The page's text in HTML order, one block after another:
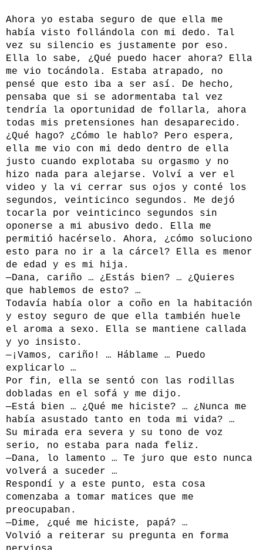
Ahora yo estaba seguro de que ella me
había visto follándola con mi dedo. Tal
vez su silencio es justamente por eso.
Ella lo sabe, ¿Qué puedo hacer ahora? Ella
me vio tocándola. Estaba atrapado, no
pensé que esto iba a ser así. De hecho,
pensaba que si se adormentaba tal vez
tendría la oportunidad de follarla, ahora
todas mis pretensiones han desaparecido.
¿Qué hago? ¿Cómo le hablo? Pero espera,
ella me vio con mi dedo dentro de ella
justo cuando explotaba su orgasmo y no
hizo nada para alejarse. Volví a ver el
video y la vi cerrar sus ojos y conté los
segundos, veinticinco segundos. Me dejó
tocarla por veinticinco segundos sin
oponerse a mi abusivo dedo. Ella me
permitió hacérselo. Ahora, ¿cómo soluciono
esto para no ir a la cárcel? Ella es menor
de edad y es mi hija.
—Dana, cariño … ¿Estás bien? … ¿Quieres
que hablemos de esto? …
Todavía había olor a coño en la habitación
y estoy seguro de que ella también huele
el aroma a sexo. Ella se mantiene callada
y yo insisto.
—¡Vamos, cariño! … Háblame … Puedo
explicarlo …
Por fin, ella se sentó con las rodillas
dobladas en el sofá y me dijo.
—Está bien … ¿Qué me hiciste? … ¿Nunca me
había asustado tanto en toda mi vida? …
Su mirada era severa y su tono de voz
serio, no estaba para nada feliz.
—Dana, lo lamento … Te juro que esto nunca
volverá a suceder …
Respondí y a este punto, esta cosa
comenzaba a tomar matices que me
preocupaban.
—Dime, ¿qué me hiciste, papá? …
Volvió a reiterar su pregunta en forma